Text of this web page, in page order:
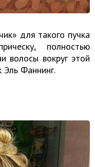
для такого пучка
полностью
вокруг этой
Эль Фаннинг.